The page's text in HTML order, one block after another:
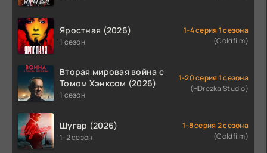
Яростная (2026)
1 сезон
1-4 серия 1 сезона
(Coldfilm)
Вторая мировая война с
Томом Хэнксом (2026)
1 сезон
1-20 серия 1 сезона
(HDrezka Studio)
Шугар (2026)
1-2 сезон
1-8 серия 2 сезона
(Coldfilm)